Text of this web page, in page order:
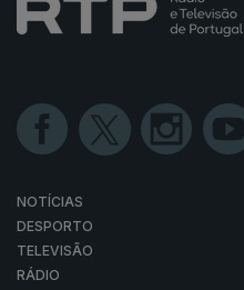
NOTÍCIAS
DESPORTO
TELEVISÃO
RÁDIO